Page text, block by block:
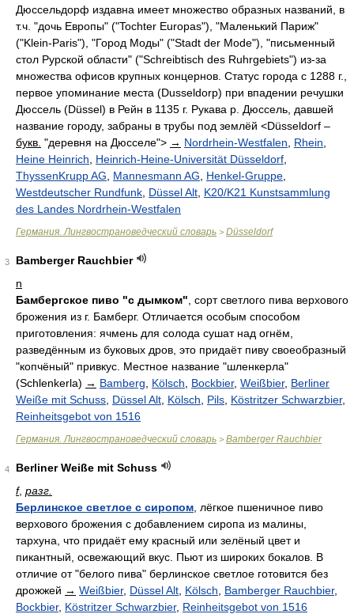
Дюссельдорф издавна имеет множество образных названий, в
т.ч. "дочь Европы" ("Tochter Europas"), "Маленький Париж"
("Klein-Paris"), "Город Моды" ("Stadt der Mode"), "письменный
стол Рурской области" ("Schreibtisch des Ruhrgebiets") из-за
множества офисов крупных концернов. Статус города с 1288 г.,
первое упоминание места (Dusseldorp) при впадении речушки
Дюссель (Düssel) в Рейн в 1135 г. Рукава р. Дюссель, давшей
название городу, забраны в трубы под землёй <Düsseldorf –
букв. "деревня на Дюсселе"> → Nordrhein-Westfalen Rhein
Heine Heinrich
Heinrich-Heine-Universität Düsseldorf
ThyssenKrupp AG
Mannesmann AG Henkel-Gruppe
Westdeutscher Rundfunk Düssel Alt K20/K21 Kunstsammlung
des Landes Nordrhein-Westfalen
Германия. Лингвострановедческий словарь > Düsseldorf
3
Bamberger Rauchbier
n
Бамбергское пиво "с дымком" , сорт светлого пива верхового
брожения из г. Бамберг. Отличается особым способом
приготовления: ячмень для солода сушат над огнём,
разведённым из буковых дров, это придаёт пиву своеобразный
"копчёный" привкус. Местное название "шленкерла"
(Schlenkerla) → Bamberg Kölsch Bockbier, Weißbier, Berliner
Weiße mit Schuss Düssel Alt Kölsch Pils Köstritzer Schwarzbier,
Reinheitsgebot von 1516
Германия. Лингвострановедческий словарь > Bamberger Rauchbier
4
Berliner Weiße mit Schuss
f, разг.
Берлинское светлое с сиропом , лёгкое пшеничное пиво
верхового брожения с добавлением сиропа из малины,
тархуна, что придаёт ему красный или зелёный цвет и
пикантный, освежающий вкус. Пьют из широких бокалов. В
отличие от "белого пива" берлинское светлое готовится без
дрожжей → Weißbier, Düssel Alt Kölsch Bamberger Rauchbier,
Bockbier, Köstritzer Schwarzbier, Reinheitsgebot von 1516